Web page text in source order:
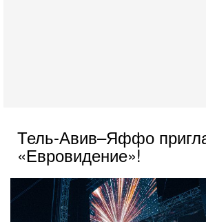
Тель-Авив–Яффо
«Евровидение»!